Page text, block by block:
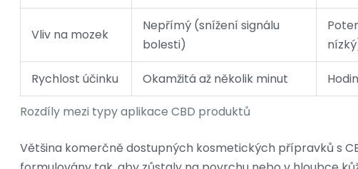
Rozdíly mezi typy aplikace CBD produktů
Vliv na mozek
Nepřímý (snížení signálu
bolesti)
Rychlost účinku Okamžitá až několik minut
Většina komerčně dostupných kosmetických přípravků s